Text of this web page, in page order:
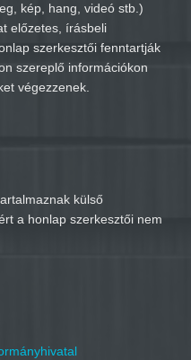
kép, hang, videó stb.)
előzetes, írásbeli
szerkesztői fenntartják
szereplő információkon
végezzenek.
külső
a honlap szerkesztői nem